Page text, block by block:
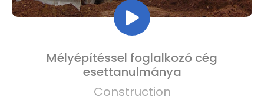
Mélyépítéssel foglalkozó cég
esettanulmánya
Construction